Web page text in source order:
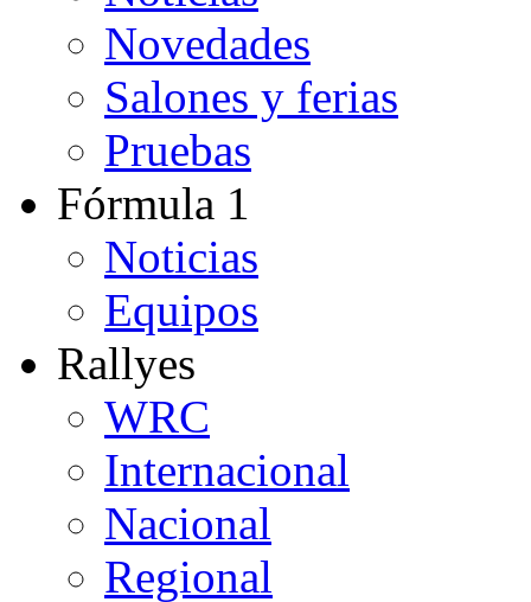
Novedades
Salones y ferias
Pruebas
Fórmula 1
Noticias
Equipos
Rallyes
WRC
Internacional
Nacional
Regional